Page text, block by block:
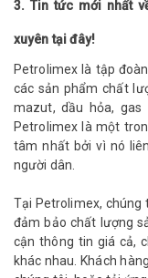
3. Tin tức mới nhất
xuyên tại đây!
Petrolimex là tập
các sản phẩm chất
mazut, dầu hỏa,
Petrolimex là một
tâm nhất bởi vì nó
người dân.
Tại Petrolimex, chúng
đảm bảo chất lượng
cận thông tin giá cả,
khác nhau. Khách